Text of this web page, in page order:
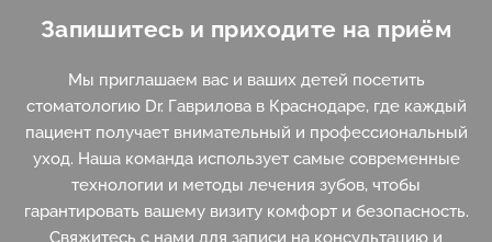
Запишитесь и приходите на приём
Мы приглашаем вас и ваших детей посетить
стоматологию Dr. Гаврилова в Краснодаре, где каждый
пациент получает внимательный и профессиональный
уход. Наша команда использует самые современные
технологии и методы лечения зубов, чтобы
гарантировать вашему визиту комфорт и безопасность.
Свяжитесь с нами для записи на консультацию и